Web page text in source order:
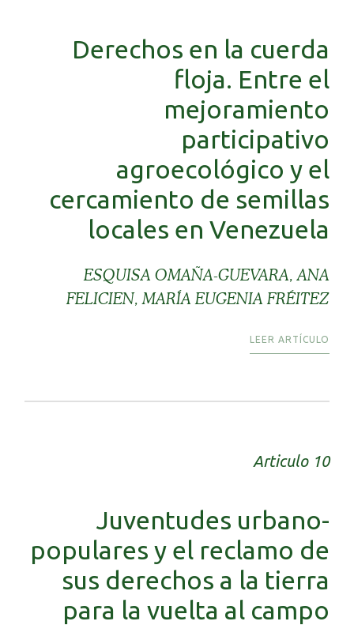
Derechos en la cuerda
floja. Entre el
mejoramiento
participativo
agroecológico y el
cercamiento de semillas
locales en Venezuela
ESQUISA OMAÑA-GUEVARA, ANA
FELICIEN, MARÍA EUGENIA FRÉITEZ
LEER ARTÍCULO
Articulo 10
Juventudes urbano-
populares y el reclamo de
sus derechos a la tierra
para la vuelta al campo